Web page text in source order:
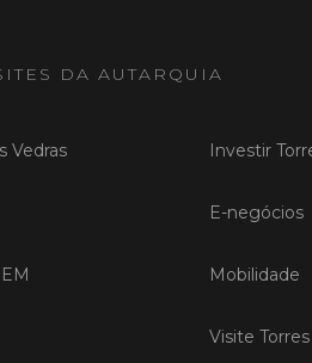
DA AUTARQUIA
Vedras Investir
E-negócios
Mobilidade
Visite